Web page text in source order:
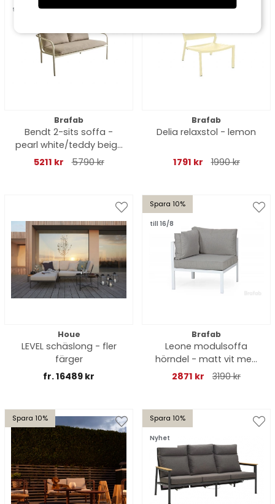
till 16/8
Brafab
Bendt 2-sits soffa -
pearl white/teddy beige
dyna
5211 kr 5790 kr
till 16/8
Brafab
Delia relaxstol - lemon
1791 kr 1990 kr
Houe
LEVEL schäslong - fler
färger
fr. 16489 kr
Spara 10%
till 16/8
Brafab
Leone modulsoffa
hörndel - matt vit med
grå dyna
2871 kr 3190 kr
Spara 10% Spara 10%
Nyhet